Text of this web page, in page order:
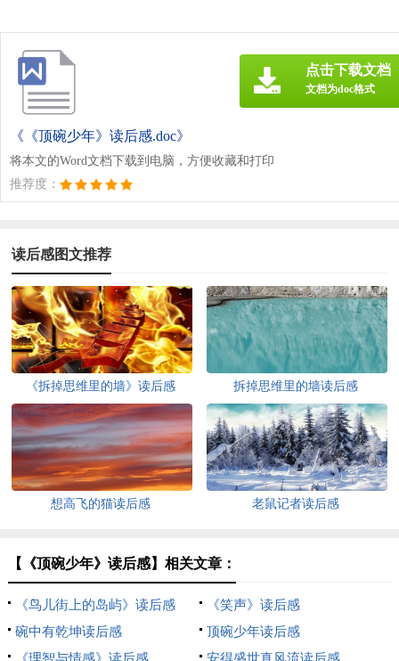
《《顶碗少年》读后感.doc》
将本文的Word文档下载到电脑，方便收藏和打印
推荐度：
点击下载文档
文档为doc格式
读后感图文推荐
《拆掉思维里的墙》读后感 拆掉思维里的墙读后感
想高飞的猫读后感 老鼠记者读后感
【《顶碗少年》读后感】相关文章：
《鸟儿街上的岛屿》读后感
《笑声》读后感
碗中有乾坤读后感
顶碗少年读后感
《理智与情感》读后感
安得盛世真风流读后感